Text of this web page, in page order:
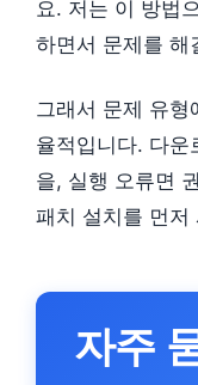
요. 저는 이 방법
하면서 문제를 해
그래서 문제 유형
율적입니다. 다운
을, 실행 오류면
패치 설치를 먼저
자주